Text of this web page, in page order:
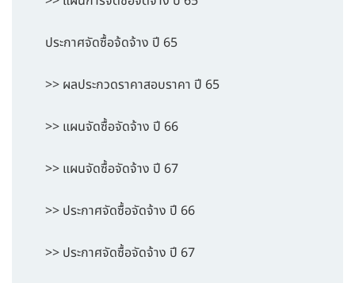
ประกาศจัดซื้อจ้ดจ้าง ปี 65
>> ผลประกวดราคาสอบราคา ปี 65
>> แผนจัดซื้อจัดจ้าง ปี 66
>> แผนจัดซื้อจัดจ้าง ปี 67
>> ประกาศจัดซื้อจัดจ้าง ปี 66
>> ประกาศจัดซื้อจัดจ้าง ปี 67